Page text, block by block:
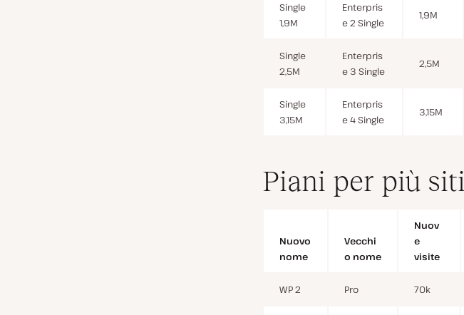
Single
1,9M
Enterpris
e 2 Single
1,9M
Single
2,5M
Enterpris
e 3 Single
2,5M
Single
3,15M
Enterpris
e 4 Single
3,15M
Piani per più siti
Nuovo
nome
Vecchi
o nome
Nuov
e
visite
WP 2 Pro 70k